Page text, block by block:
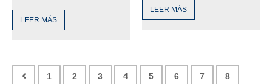
LEER MÁS
LEER MÁS
1 2 3 4 5 6 7 8